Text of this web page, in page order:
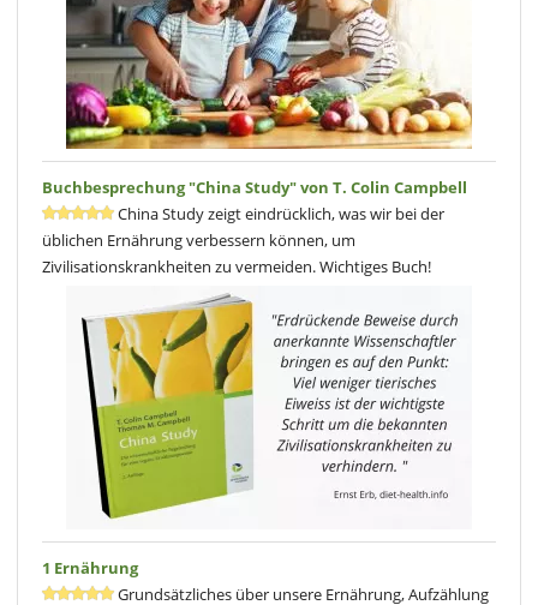
Buchbesprechung "China Study" von T. Colin Campbell
China Study zeigt eindrücklich, was wir bei der
üblichen Ernährung verbessern können, um
Zivilisationskrankheiten zu vermeiden. Wichtiges Buch!
1 Ernährung
Grundsätzliches über unsere Ernährung, Aufzählung